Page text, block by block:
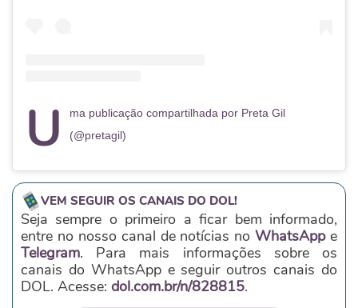
U
ma publicação compartilhada por Preta Gil
(@pretagil)
VEM SEGUIR OS CANAIS DO DOL!
Seja sempre o primeiro a ficar bem informado,
entre no nosso canal de notícias noWhatsAppe
Telegram. Para mais informações sobre os
canais do WhatsApp e seguir outros canais do
DOL. Acesse: dol.com.br/n/828815.